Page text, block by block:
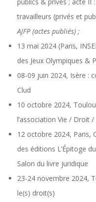
travailleurs (privés et
AJFP (actes publiés) ;
13 mai 2024 (Paris,
des Jeux Olympiques &
08-09 juin 2024, Isère :
Clud
10 octobre 2024,
l’association Vie / Droit
12 octobre 2024, Paris,
des éditions L’Épitoge
Salon du livre juridique
23-24 novembre 2024,
le(s) droit(s)